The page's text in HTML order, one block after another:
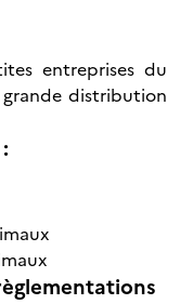
entreprises du
distribution